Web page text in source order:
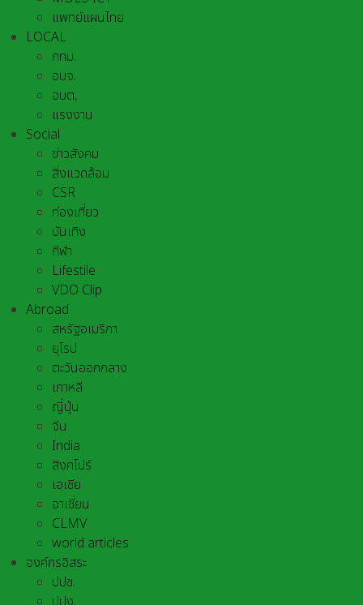
แพทย์แผนไทย
LOCAL
กทม.
อบจ.
อบต,
แรงงาน
Social
ข่าวสังคม
สิ่งแวดล้อม
CSR
ท่องเที่ยว
บันเทิง
กีฬา
Lifestile
VDO Clip
Abroad
สหรัฐอเมริกา
ยุโรป
ตะวันออกกลาง
เกาหลี
ญี่ปุ่น
จีน
India
สิงคโปร์
เอเชีย
อาเชี่ยน
CLMV
world articles
องค์กรอิสระ
ปปช.